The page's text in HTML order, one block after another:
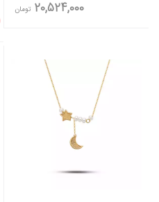
20,524,000 تومان